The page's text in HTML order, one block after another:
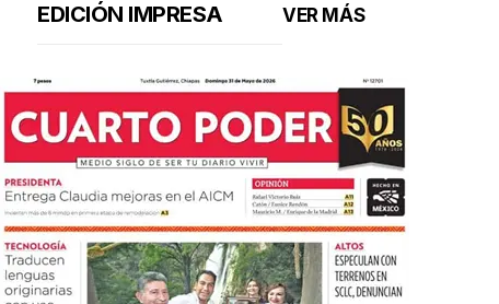
EDICIÓN IMPRESA VER MÁS